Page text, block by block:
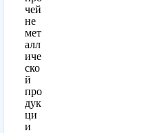
чей
не
мет
алл
иче
ско
й
про
дук
ци
и